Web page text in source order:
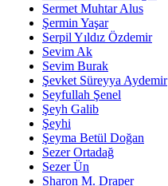
Sermet Muhtar Alus
Şermin Yaşar
Serpil Yıldız Özdemir
Sevim Ak
Sevim Burak
Şevket Süreyya Aydemir
Seyfullah Şenel
Şeyh Galib
Şeyhi
Şeyma Betül Doğan
Sezer Ortadağ
Sezer Ün
Sharon M. Draper